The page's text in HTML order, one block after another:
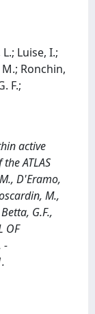
Luise, I.;
Ronchin,
F.;
active
ATLAS
D'Eramo,
M.,
G.F.,
OF
-